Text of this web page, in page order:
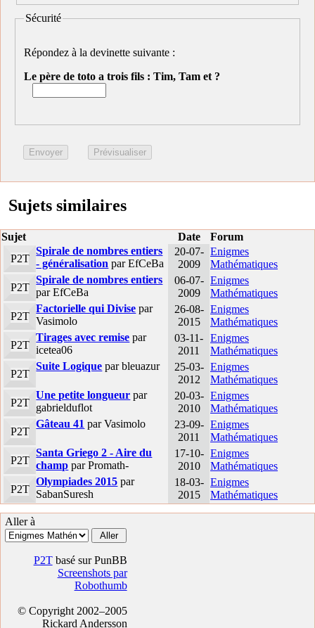
Sécurité
Répondez à la devinette suivante :
Le père de toto a trois fils : Tim, Tam et ?
Sujets similaires
Sujet Date
Forum
P2T
Spirale de nombres entiers
- généralisation par EfCeBa
20-07-
2009
Enigmes
Mathématiques
P2T
Spirale de nombres entiers
par EfCeBa
06-07-
2009
Enigmes
Mathématiques
P2T
Factorielle qui Divise par
Vasimolo
26-08-
2015
Enigmes
Mathématiques
P2T
Tirages avec remise par
icetea06
03-11-
2011
Enigmes
Mathématiques
P2T
Suite Logique par bleuazur
25-03-
2012
Enigmes
Mathématiques
P2T
Une petite longueur par
gabrielduflot
20-03-
2010
Enigmes
Mathématiques
P2T
Gâteau 41 par Vasimolo
23-09-
2011
Enigmes
Mathématiques
P2T
Santa Griego 2 - Aire du
champ par Promath-
17-10-
2010
Enigmes
Mathématiques
P2T
Olympiades 2015 par
SabanSuresh
18-03-
2015
Enigmes
Mathématiques
Aller à
P2Tbasé sur PunBB
Screenshots par
Robothumb
© Copyright 2002–2005
Rickard Andersson